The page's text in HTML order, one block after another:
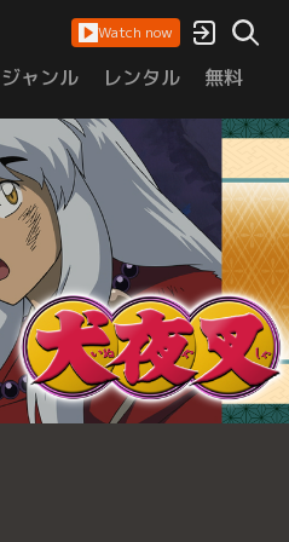
Watch now
ジャンル レンタル 無料